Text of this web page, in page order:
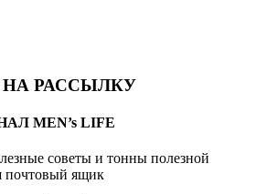
РАССЫЛКУ
MEN’s LIFE
советы и тонны полезной
почтовый ящик